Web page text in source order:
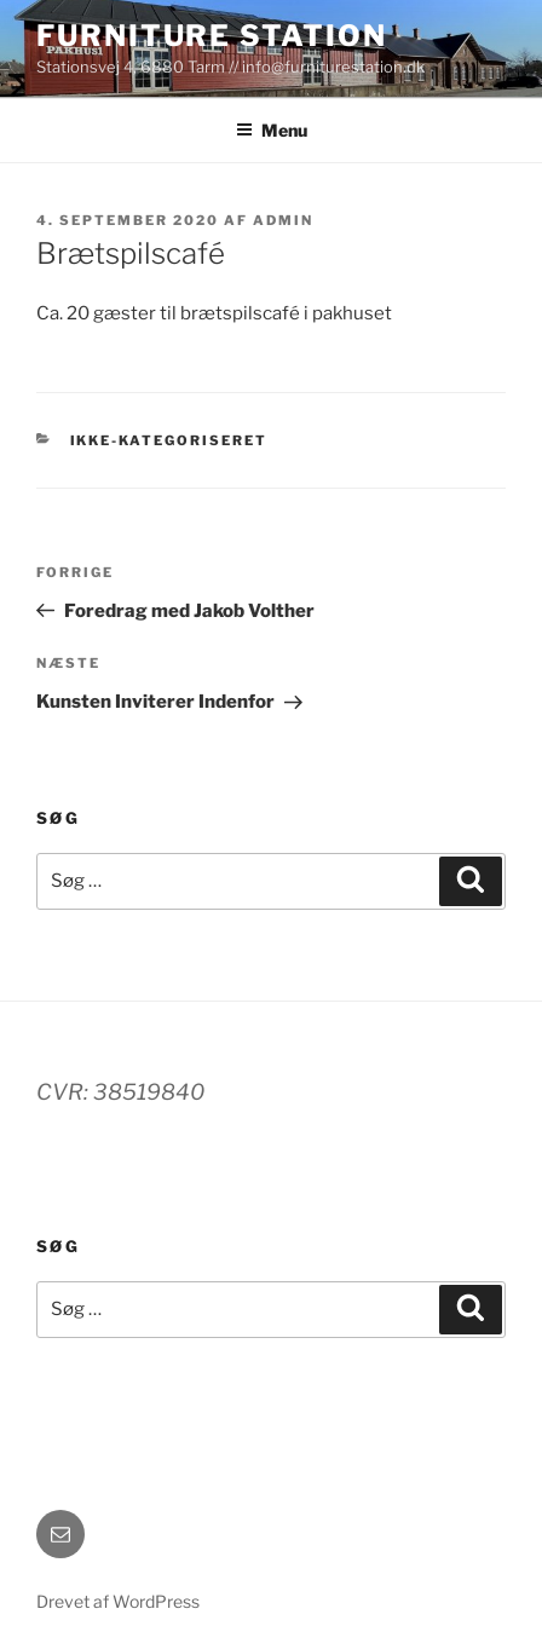
Videre
indhold
FURNITURE STATION
Stationsvej 4, 6880 Tarm // info@furniturestation.dk
Menu
UDGIVET
DEN
4. SEPTEMBER 2020 AF ADMIN
Brætspilscafé
Ca. 20 gæster til brætspilscafé i pakhuset
KATEGORIER
IKKE-KATEGORISERET
Forrige
indlæg
FORRIGE
Foredrag med Jakob Volther
Næste
indlæg
NÆSTE
Kunsten Inviterer Indenfor
SØG
efter:
CVR: 38519840
SØG
efter:
E-
mail
Drevet af WordPress